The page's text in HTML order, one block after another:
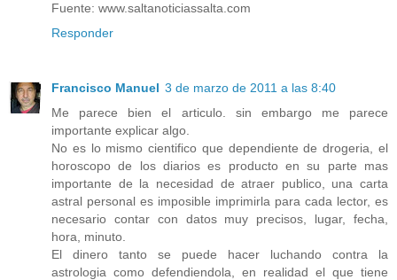
Fuente: www.saltanoticiassalta.com
Responder
Francisco Manuel 3 de marzo de 2011 a las 8:40
Me parece bien el articulo. sin embargo me parece
importante explicar algo.
No es lo mismo cientifico que dependiente de drogeria, el
horoscopo de los diarios es producto en su parte mas
importante de la necesidad de atraer publico, una carta
astral personal es imposible imprimirla para cada lector, es
necesario contar con datos muy precisos, lugar, fecha,
hora, minuto.
El dinero tanto se puede hacer luchando contra la
astrologia como defendiendola, en realidad el que tiene